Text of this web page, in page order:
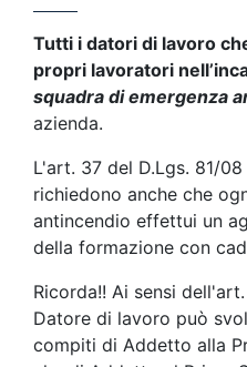
Tutti i datori di lavoro
propri lavoratori
squadra di emergenza
azienda.
L'art. 37 del D.Lgs. 81/
richiedono anche che
antincendio effettui un
della formazione con
Ricorda!! Ai sensi
Datore di lavoro può
compiti di Addetto alla